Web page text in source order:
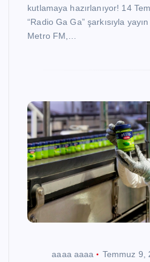
kutlamaya hazırlanıyor! 14
“Radio Ga Ga” şarkısıyla
Metro FM,…
aaaa aaaa Temmuz 9,